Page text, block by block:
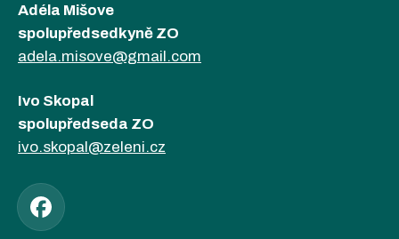
Adéla Mišove
spolupředsedkyně ZO
adela.misove@gmail.com
Ivo Skopal
spolupředseda ZO
ivo.skopal@zeleni.cz